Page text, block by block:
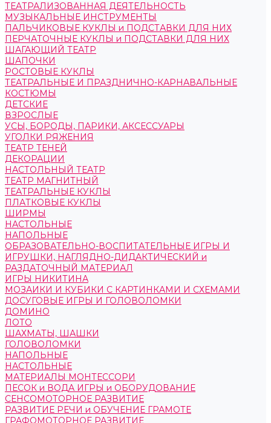
ТЕАТРАЛИЗОВАННАЯ ДЕЯТЕЛЬНОСТЬ
МУЗЫКАЛЬНЫЕ ИНСТРУМЕНТЫ
ПАЛЬЧИКОВЫЕ КУКЛЫ и ПОДСТАВКИ ДЛЯ НИХ
ПЕРЧАТОЧНЫЕ КУКЛЫ и ПОДСТАВКИ ДЛЯ НИХ
ШАГАЮЩИЙ ТЕАТР
ШАПОЧКИ
РОСТОВЫЕ КУКЛЫ
ТЕАТРАЛЬНЫЕ И ПРАЗДНИЧНО-КАРНАВАЛЬНЫЕ
КОСТЮМЫ
ДЕТСКИЕ
ВЗРОСЛЫЕ
УСЫ, БОРОДЫ, ПАРИКИ, АКСЕССУАРЫ
УГОЛКИ РЯЖЕНИЯ
ТЕАТР ТЕНЕЙ
ДЕКОРАЦИИ
НАСТОЛЬНЫЙ ТЕАТР
ТЕАТР МАГНИТНЫЙ
ТЕАТРАЛЬНЫЕ КУКЛЫ
ПЛАТКОВЫЕ КУКЛЫ
ШИРМЫ
НАСТОЛЬНЫЕ
НАПОЛЬНЫЕ
ОБРАЗОВАТЕЛЬНО-ВОСПИТАТЕЛЬНЫЕ ИГРЫ И
ИГРУШКИ, НАГЛЯДНО-ДИДАКТИЧЕСКИЙ и
РАЗДАТОЧНЫЙ МАТЕРИАЛ
ИГРЫ НИКИТИНА
МОЗАИКИ И КУБИКИ С КАРТИНКАМИ И СХЕМАМИ
ДОСУГОВЫЕ ИГРЫ И ГОЛОВОЛОМКИ
ДОМИНО
ЛОТО
ШАХМАТЫ, ШАШКИ
ГОЛОВОЛОМКИ
НАПОЛЬНЫЕ
НАСТОЛЬНЫЕ
МАТЕРИАЛЫ МОНТЕССОРИ
ПЕСОК и ВОДА ИГРЫ и ОБОРУДОВАНИЕ
СЕНСОМОТОРНОЕ РАЗВИТИЕ
РАЗВИТИЕ РЕЧИ и ОБУЧЕНИЕ ГРАМОТЕ
ГРАФОМОТОРНОЕ РАЗВИТИЕ